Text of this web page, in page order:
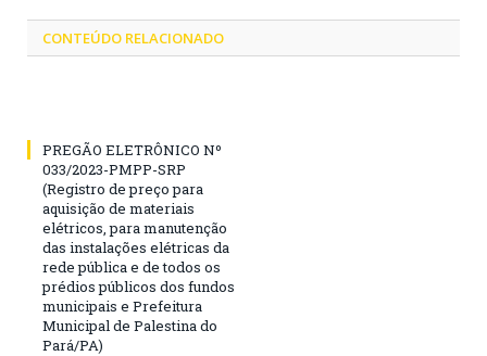
CONTEÚDO RELACIONADO
PREGÃO ELETRÔNICO Nº
033/2023-PMPP-SRP
(Registro de preço para
aquisição de materiais
elétricos, para manutenção
das instalações elétricas da
rede pública e de todos os
prédios públicos dos fundos
municipais e Prefeitura
Municipal de Palestina do
Pará/PA)